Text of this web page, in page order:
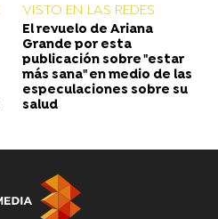
VISTO EN LAS REDES
El revuelo de Ariana
Grande por esta
publicación sobre "estar
más sana" en medio de las
especulaciones sobre su
salud